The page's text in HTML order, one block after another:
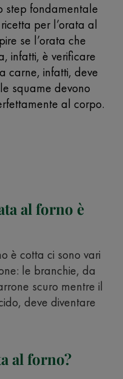
step fondamentale
per l’orata al
se l’orata che
infatti, è verificare
carne, infatti, deve
squame devono
al corpo.
al forno è
è cotta ci sono vari
le branchie, da
scuro mentre il
deve diventare
al forno?